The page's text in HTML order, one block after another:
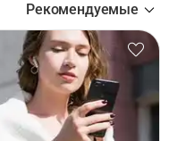
Рекомендуемые